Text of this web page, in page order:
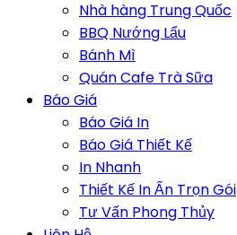
Nhà hàng Trung Quốc
BBQ Nướng Lẩu
Bánh Mì
Quán Cafe Trà Sữa
Báo Giá
Báo Giá In
Báo Giá Thiết Kế
In Nhanh
Thiết Kế In Ấn Trọn Gói
Tư Vấn Phong Thủy